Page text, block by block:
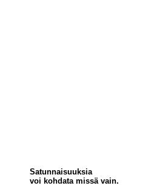
Satunnaisuuksia
voi kohdata missä vain.